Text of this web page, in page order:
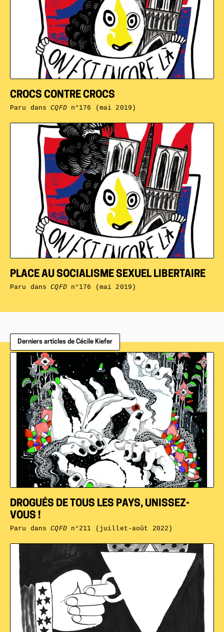
PLACE AU SOCIALISME SEXUEL LIBERTAIRE
Paru dansCQFDn°176 (mai 2019)
CROCS CONTRE CROCS
Paru dansCQFDn°176 (mai 2019)
Derniers articles de Cécile Kiefer
DROGUÉS DE TOUS LES PAYS, UNISSEZ-
VOUS !
Paru dansCQFDn°211 (juillet-août 2022)